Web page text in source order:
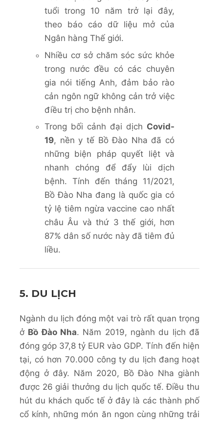
tuổi trong 10 năm trở lại đây,
theo báo cáo dữ liệu mở của
Ngân hàng Thế giới.
Nhiều cơ sở chăm sóc sức khỏe
trong nước đều có các chuyên
gia nói tiếng Anh, đảm bảo rào
cản ngôn ngữ không cản trở việc
điều trị cho bệnh nhân.
Trong bối cảnh đại dịch Covid-
19, nền y tế Bồ Đào Nha đã có
những biện pháp quyết liệt và
nhanh chóng để đẩy lùi dịch
bệnh. Tính đến tháng 11/2021,
Bồ Đào Nha đang là quốc gia có
tỷ lệ tiêm ngừa vaccine cao nhất
châu Âu và thứ 3 thế giới, hơn
87% dân số nước này đã tiêm đủ
liều.
5. DU LỊCH
Ngành du lịch đóng một vai trò rất quan trọng
ở Bồ Đào Nha. Năm 2019, ngành du lịch đã
đóng góp 37,8 tỷ EUR vào GDP. Tính đến hiện
tại, có hơn 70.000 công ty du lịch đang hoạt
động ở đây. Năm 2020, Bồ Đào Nha giành
được 26 giải thưởng du lịch quốc tế. Điều thu
hút du khách quốc tế ở đây là các thành phố
cổ kính, những món ăn ngon cùng những trải